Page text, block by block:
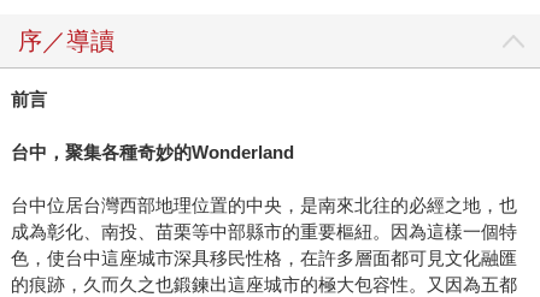
序／導讀
前言
台中，聚集各種奇妙的Wonderland
台中位居台灣西部地理位置的中央，是南來北往的必經之地，也
成為彰化、南投、苗栗等中部縣市的重要樞紐。因為這樣一個特
色，使台中這座城市深具移民性格，在許多層面都可見文化融匯
的痕跡，久而久之也鍛鍊出這座城市的極大包容性。又因為五都